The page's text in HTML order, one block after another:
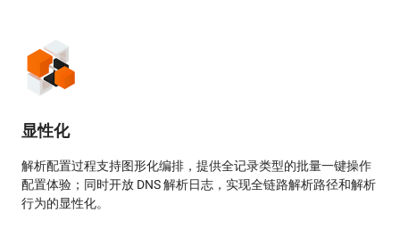
显性化
解析配置过程支持图形化编排，提供全记录类型的批量一键操作
配置体验；同时开放 DNS 解析日志，实现全链路解析路径和解析
行为的显性化。